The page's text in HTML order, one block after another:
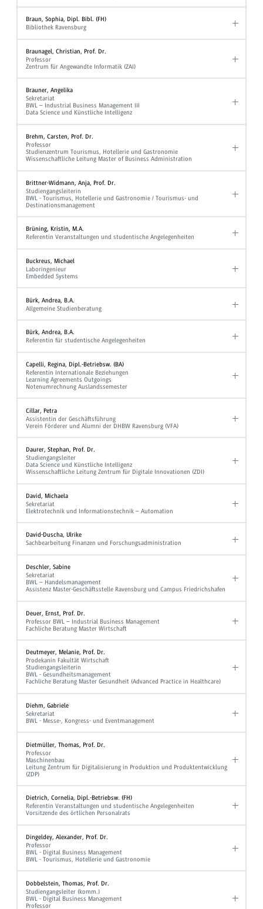
Braun, Sophia, Dipl. Bibl. (FH)
Bibliothek Ravensburg
Braunagel, Christian, Prof. Dr.
Professor
Zentrum für Angewandte Informatik (ZAI)
Brauner, Angelika
Sekretariat
BWL – Industrial Business Management III
Data Science und Künstliche Intelligenz
Brehm, Carsten, Prof. Dr.
Professor
Studienzentrum Tourismus, Hotellerie und Gastronomie
Wissenschaftliche Leitung Master of Business Administration
Brittner-Widmann, Anja, Prof. Dr.
Studiengangsleiterin
BWL - Tourismus, Hotellerie und Gastronomie / Tourismus- und
Destinationsmanagement
Brüning, Kristin, M.A.
Referentin Veranstaltungen und studentische Angelegenheiten
Buckreus, Michael
Laboringenieur
Embedded Systems
Bürk, Andrea, B.A.
Allgemeine Studienberatung
Bürk, Andrea, B.A.
Referentin für studentische Angelegenheiten
Capelli, Regina, Dipl.-Betriebsw. (BA)
Referentin Internationale Beziehungen
Learning Agreements Outgoings
Notenumrechnung Auslandssemester
Cillar, Petra
Assistentin der Geschäftsführung
Verein Förderer und Alumni der DHBW Ravensburg (VFA)
Daurer, Stephan, Prof. Dr.
Studiengangsleiter
Data Science und Künstliche Intelligenz
Wissenschaftliche Leitung Zentrum für Digitale Innovationen (ZDI)
David, Michaela
Sekretariat
Elektrotechnik und Informationstechnik – Automation
David-Duscha, Ulrike
Sachbearbeitung Finanzen und Forschungsadministration
Deschler, Sabine
Sekretariat
BWL – Handelsmanagement
Assistenz Master-Geschäftsstelle Ravensburg und Campus Friedrichshafen
Deuer, Ernst, Prof. Dr.
Professor BWL – Industrial Business Management
Fachliche Beratung Master Wirtschaft
Deutmeyer, Melanie, Prof. Dr.
Prodekanin Fakultät Wirtschaft
Studiengangsleiterin
BWL - Gesundheitsmanagement
Fachliche Beratung Master Gesundheit (Advanced Practice in Healthcare)
Diehm, Gabriele
Sekretariat
BWL - Messe-, Kongress- und Eventmanagement
Dietmüller, Thomas, Prof. Dr.
Professor
Maschinenbau
Leitung Zentrum für Digitalisierung in Produktion und Produktentwicklung
(ZDP)
Dietrich, Cornelia, Dipl.-Betriebsw. (FH)
Referentin Veranstaltungen und studentische Angelegenheiten
Vorsitzende des örtlichen Personalrats
Dingeldey, Alexander, Prof. Dr.
Professor
BWL - Digital Business Management
BWL - Tourismus, Hotellerie und Gastronomie
Dobbelstein, Thomas, Prof. Dr.
Studiengangsleiter (komm.)
BWL - Digital Business Management
Professor